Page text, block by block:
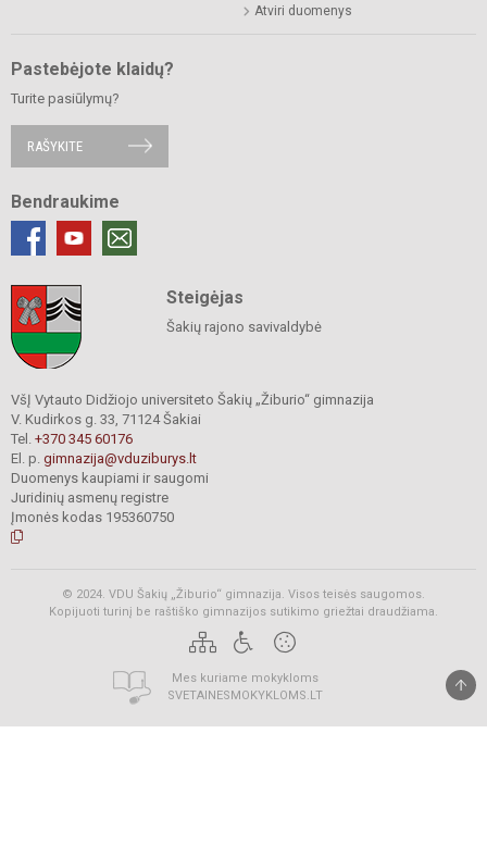
Atviri duomenys
Pastebėjote klaidų?
Turite pasiūlymų?
RAŠYKITE
Bendraukime
Steigėjas
Šakių rajono savivaldybė
VšĮ Vytauto Didžiojo universiteto Šakių „Žiburio“ gimnazija
V. Kudirkos g. 33, 71124 Šakiai
Tel. +370 345 60176
El. p. gimnazija@vduziburys.lt
Duomenys kaupiami ir saugomi
Juridinių asmenų registre
Įmonės kodas 195360750
© 2024. VDU Šakių „Žiburio“ gimnazija. Visos teisės saugomos.
Kopijuoti turinį be raštiško gimnazijos sutikimo griežtai draudžiama.
Mes kuriame mokykloms
SVETAINESMOKYKLOMS.LT